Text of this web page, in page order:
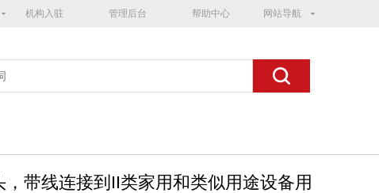
机构入驻 管理后台 帮助中心 网站导航
带线连接到II类家用和类似用途设备用